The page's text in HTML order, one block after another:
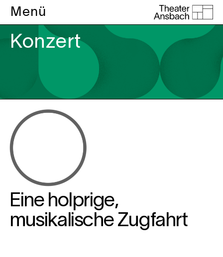
Menü
Konzert
Eine holprige,
musikalische Zugfahrt